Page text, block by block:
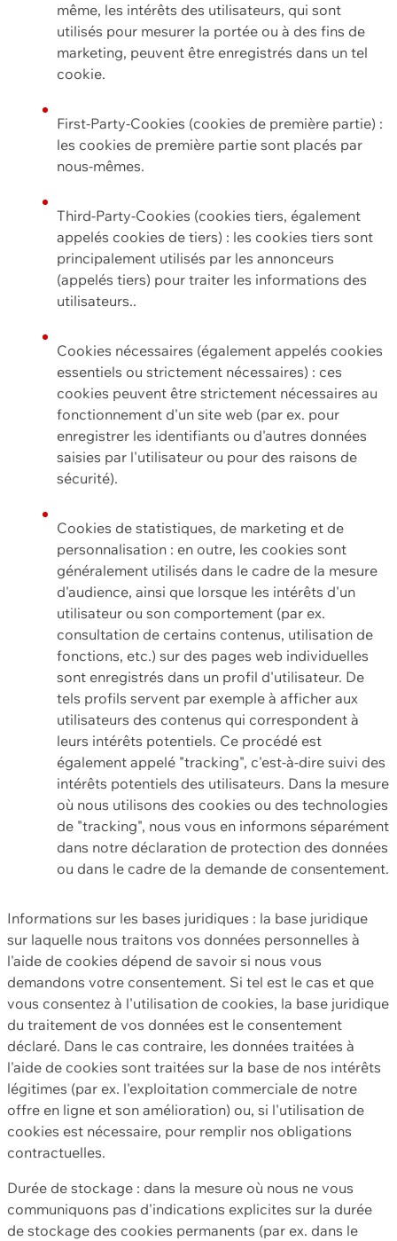
même, les intérêts des utilisateurs, qui sont
utilisés pour mesurer la portée ou à des fins de
marketing, peuvent être enregistrés dans un tel
cookie.
First-Party-Cookies (cookies de première partie) :
les cookies de première partie sont placés par
nous-mêmes.
Third-Party-Cookies (cookies tiers, également
appelés cookies de tiers) : les cookies tiers sont
principalement utilisés par les annonceurs
(appelés tiers) pour traiter les informations des
utilisateurs..
Cookies nécessaires (également appelés cookies
essentiels ou strictement nécessaires) : ces
cookies peuvent être strictement nécessaires au
fonctionnement d'un site web (par ex. pour
enregistrer les identifiants ou d'autres données
saisies par l'utilisateur ou pour des raisons de
sécurité).
Cookies de statistiques, de marketing et de
personnalisation : en outre, les cookies sont
généralement utilisés dans le cadre de la mesure
d'audience, ainsi que lorsque les intérêts d'un
utilisateur ou son comportement (par ex.
consultation de certains contenus, utilisation de
fonctions, etc.) sur des pages web individuelles
sont enregistrés dans un profil d'utilisateur. De
tels profils servent par exemple à afficher aux
utilisateurs des contenus qui correspondent à
leurs intérêts potentiels. Ce procédé est
également appelé "tracking", c'est-à-dire suivi des
intérêts potentiels des utilisateurs. Dans la mesure
où nous utilisons des cookies ou des technologies
de "tracking", nous vous en informons séparément
dans notre déclaration de protection des données
ou dans le cadre de la demande de consentement.
Informations sur les bases juridiques : la base juridique
sur laquelle nous traitons vos données personnelles à
l'aide de cookies dépend de savoir si nous vous
demandons votre consentement. Si tel est le cas et que
vous consentez à l'utilisation de cookies, la base juridique
du traitement de vos données est le consentement
déclaré. Dans le cas contraire, les données traitées à
l'aide de cookies sont traitées sur la base de nos intérêts
légitimes (par ex. l'exploitation commerciale de notre
offre en ligne et son amélioration) ou, si l'utilisation de
cookies est nécessaire, pour remplir nos obligations
contractuelles.
Durée de stockage : dans la mesure où nous ne vous
communiquons pas d'indications explicites sur la durée
de stockage des cookies permanents (par ex. dans le